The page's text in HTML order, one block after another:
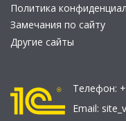
Политика
Замечания по сайту
Другие сайты
Телефон:
Email: